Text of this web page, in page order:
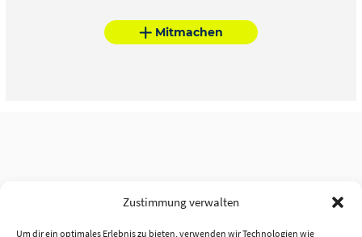
Zustimmung verwalten
Um dir ein optimales Erlebnis zu bieten, verwenden wir Technologien wie
Mitmachen